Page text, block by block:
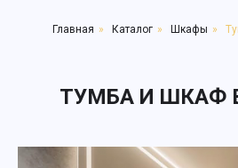
Главная » Каталог » Шкафы »
ТУМБА И ШКАФ